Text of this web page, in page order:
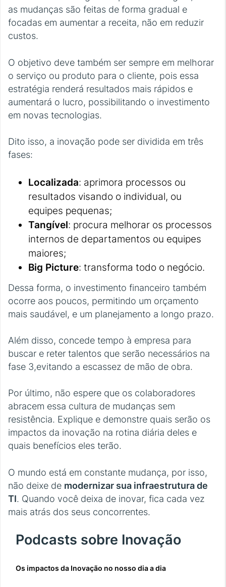
as mudanças são feitas de forma gradual e
focadas em aumentar a receita, não em reduzir
custos.
O objetivo deve também ser sempre em melhorar
o serviço ou produto para o cliente, pois essa
estratégia renderá resultados mais rápidos e
aumentará o lucro, possibilitando o investimento
em novas tecnologias.
Dito isso, a inovação pode ser dividida em três
fases:
Localizada: aprimora processos ou
resultados visando o individual, ou
equipes pequenas;
Tangível: procura melhorar os processos
internos de departamentos ou equipes
maiores;
Big Picture: transforma todo o negócio.
Dessa forma, o investimento financeiro também
ocorre aos poucos, permitindo um orçamento
mais saudável, e um planejamento a longo prazo.
Além disso, concede tempo à empresa para
buscar e reter talentos que serão necessários na
fase 3,evitando a escassez de mão de obra.
Por último, não espere que os colaboradores
abracem essa cultura de mudanças sem
resistência. Explique e demonstre quais serão os
impactos da inovação na rotina diária deles e
quais benefícios eles terão.
O mundo está em constante mudança, por isso,
não deixe de modernizar sua infraestrutura de
TI. Quando você deixa de inovar, fica cada vez
mais atrás dos seus concorrentes.
Podcasts sobre Inovação
Os impactos da Inovação no nosso dia a dia